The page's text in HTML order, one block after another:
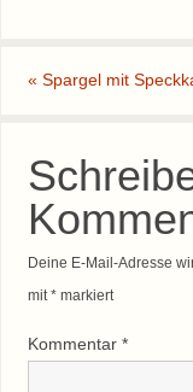
« Spargel mit
Deine E-Mail-Adresse
mit*markiert
Kommentar *